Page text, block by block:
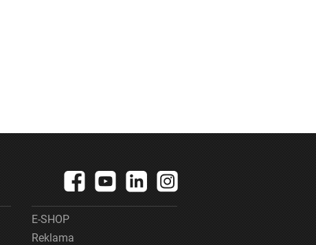
E-SHOP
Reklama